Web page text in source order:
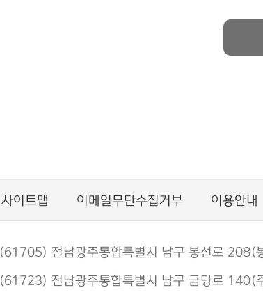
사이트맵 이메일무단수집거부 이용안내
(61705) 전남광주통합특별시 남구 봉선로
(61723) 전남광주통합특별시 남구 금당로